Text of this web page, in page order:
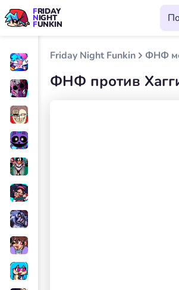
FRIDAY
NIGHT
FUNKIN
Friday Night Funkin ФНФ
ФНФ против